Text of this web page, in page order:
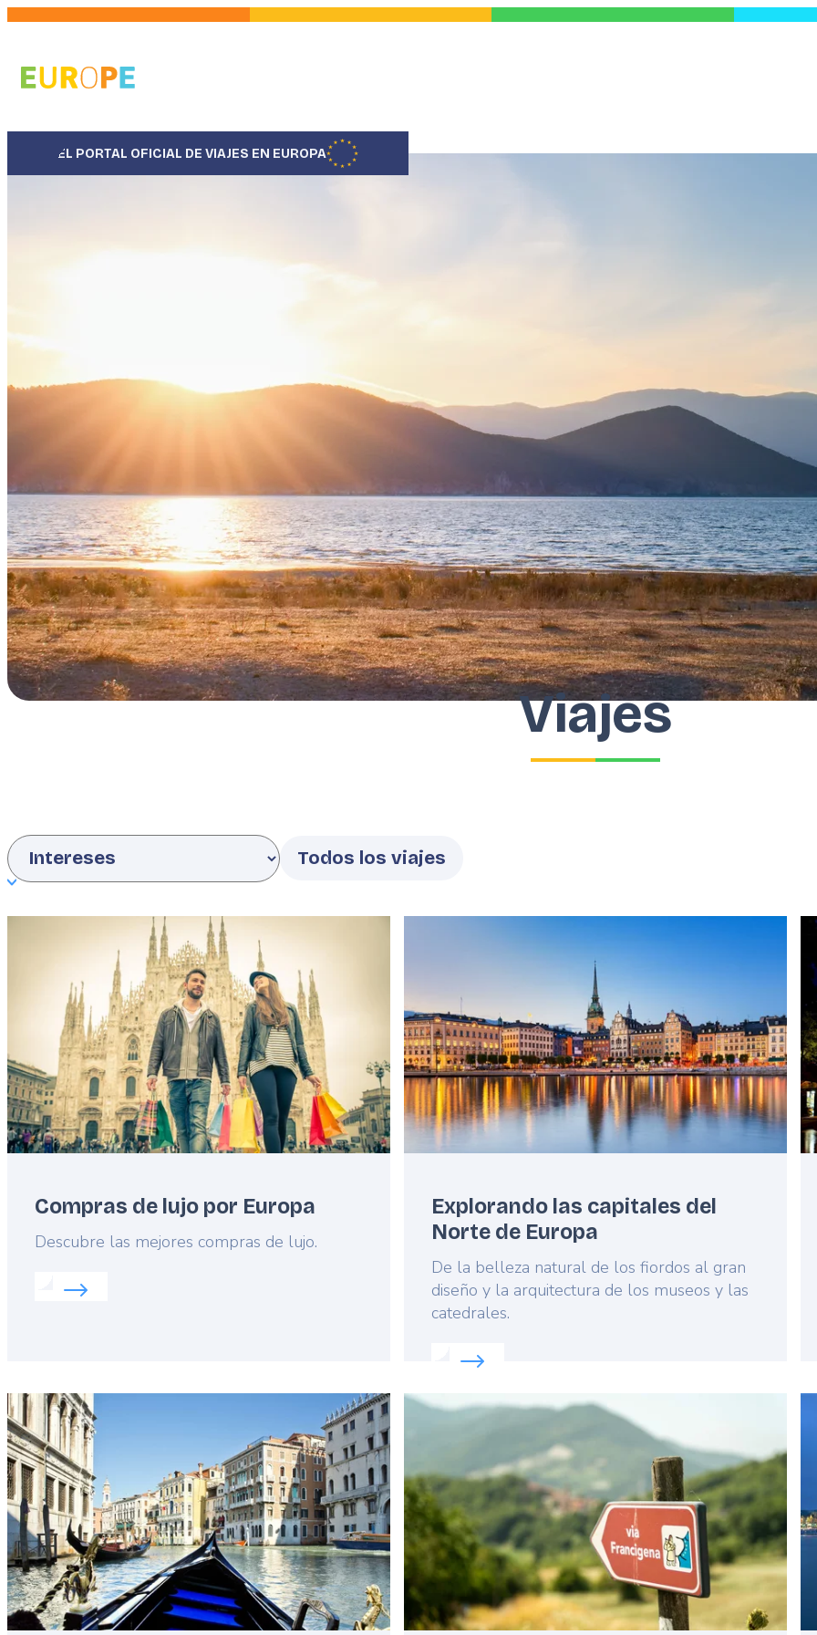
Pasar
contenido
principal
EL PORTAL OFICIAL DE VIAJES EN EUROPA
Viajes
Compras de lujo por Europa
Lead
Descubre las mejores compras de lujo.
Read more about:
Explorando las capitales del
Norte de Europa
Lead
De la belleza natural de los fiordos al gran
diseño y la arquitectura de los museos y las
catedrales.
Read more about:
Featured
image
Featured